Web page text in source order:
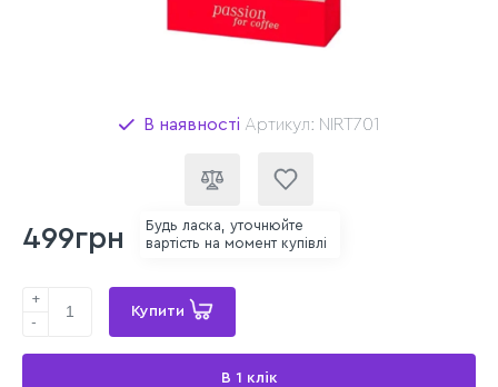
В наявності Артикул: NIRT701
499грн
Будь ласка, уточнюйте
вартість на момент купівлі
+
-
Купити
В 1 клік